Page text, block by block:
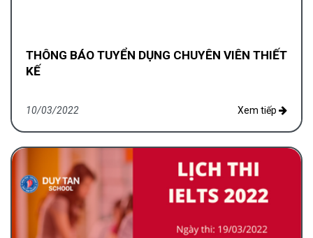
THÔNG BÁO TUYỂN DỤNG CHUYÊN VIÊN THIẾT
KẾ
10/03/2022 Xem tiếp